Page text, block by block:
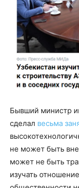
Бывший министр
сделал весьма
не может быть
может не быть
изучать